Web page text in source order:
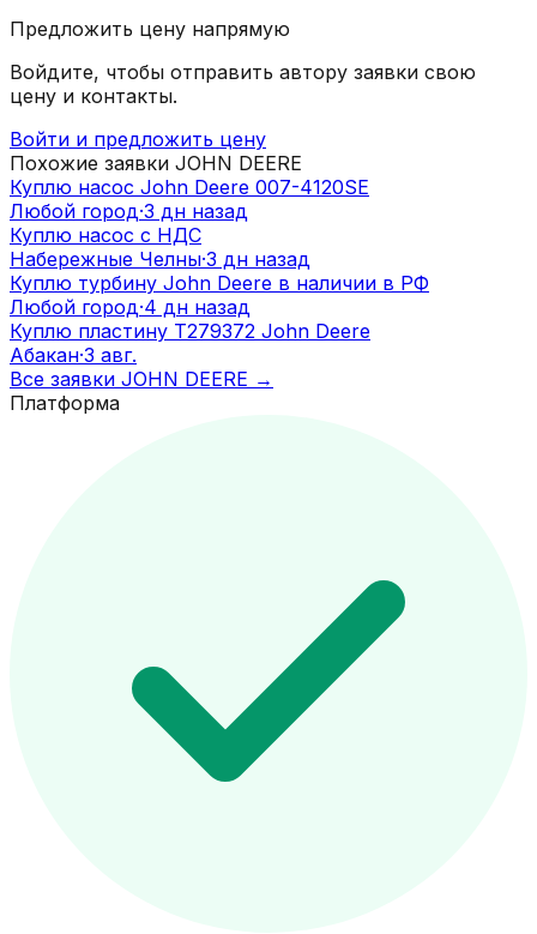
Предложить цену напрямую
Войдите, чтобы отправить автору заявки свою
цену и контакты.
Войти и предложить цену
Похожие заявки JOHN DEERE
Куплю насос John Deere 007-4120SE
Любой город·3 дн назад
Куплю насос с НДС
Набережные Челны·3 дн назад
Куплю турбину John Deere в наличии в РФ
Любой город·4 дн назад
Куплю пластину T279372 John Deere
Абакан·3 авг.
Все заявки JOHN DEERE →
Платформа